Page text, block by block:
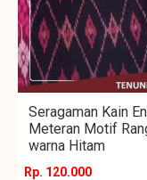
Seragaman Kain
Meteran Motif
warna Hitam
Rp. 120.000